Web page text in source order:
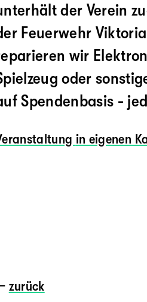
der Verein
Feuerwehr
wir
oder
Spendenbasis -
in eigenen
zurück